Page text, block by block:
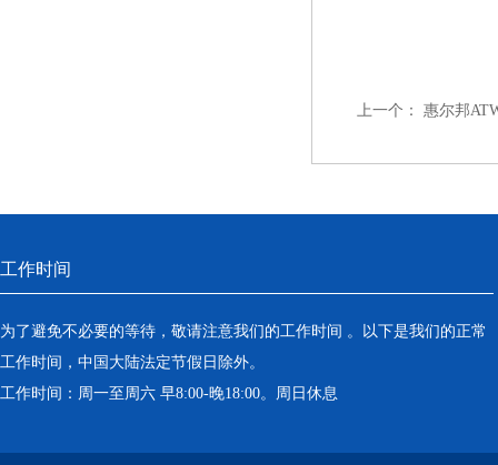
上一个： 惠尔邦
工作时间
为了避免不必要的等待，敬请注意我们的工作时间 。以下是我们的正常
工作时间，中国大陆法定节假日除外。
工作时间：周一至周六 早8:00-晚18:00。周日休息